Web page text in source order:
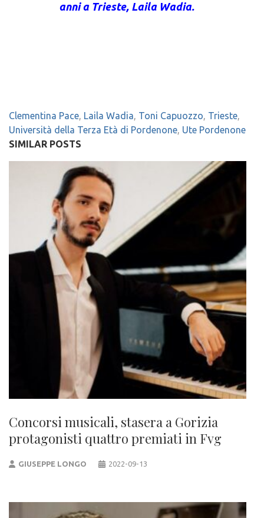
anni a Trieste, Laila Wadia.
Clementina Pace, Laila Wadia, Toni Capuozzo, Trieste,
Università della Terza Età di Pordenone, Ute Pordenone
SIMILAR POSTS
Concorsi musicali, stasera a Gorizia
protagonisti quattro premiati in Fvg
GIUSEPPE LONGO 2022-09-13